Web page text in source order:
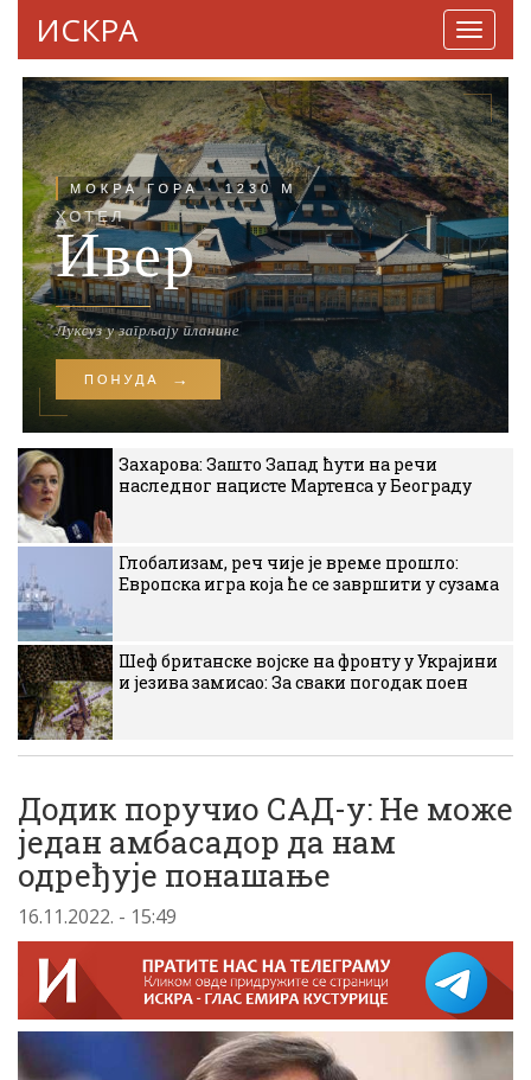
ИСКРА
Захарова: Зашто Запад ћути на речи
наследног нацисте Мартенса у Београду
Глобализам, реч чије је време прошло:
Европска игра која ће се завршити у сузама
Шеф британске војске на фронту у Украјини
и језива замисао: За сваки погодак поен
Додик поручио САД-у: Не може
један амбасадор да нам
одређује понашање
16.11.2022. - 15:49